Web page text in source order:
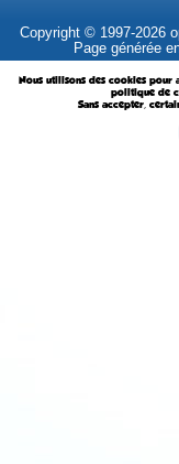
Copyright © 1997-2026
Page générée
Nous utilisons des cookies pour
politique de
Sans accepter,